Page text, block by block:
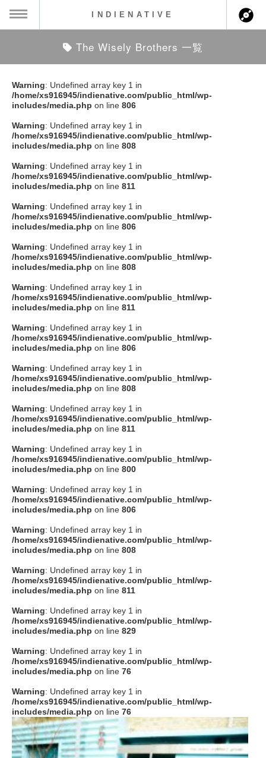
ス情報
ト情報
アーティスト
ション
ト
クト
SOCIAL
Facebook
instagram
Tumblr
Soundcloud
to indienative
INDIENATIVE
The Wisely Brothers 一覧
Warning: Undefined array key 1 in
/home/xs916945/indienative.com/public_html/wp-
includes/media.php on line 806
Warning: Undefined array key 1 in
/home/xs916945/indienative.com/public_html/wp-
includes/media.php on line 808
Warning: Undefined array key 1 in
/home/xs916945/indienative.com/public_html/wp-
includes/media.php on line 811
Warning: Undefined array key 1 in
/home/xs916945/indienative.com/public_html/wp-
includes/media.php on line 806
Warning: Undefined array key 1 in
/home/xs916945/indienative.com/public_html/wp-
includes/media.php on line 808
Warning: Undefined array key 1 in
/home/xs916945/indienative.com/public_html/wp-
includes/media.php on line 811
Warning: Undefined array key 1 in
/home/xs916945/indienative.com/public_html/wp-
includes/media.php on line 806
Warning: Undefined array key 1 in
/home/xs916945/indienative.com/public_html/wp-
includes/media.php on line 808
Warning: Undefined array key 1 in
/home/xs916945/indienative.com/public_html/wp-
includes/media.php on line 811
Warning: Undefined array key 1 in
/home/xs916945/indienative.com/public_html/wp-
includes/media.php on line 800
Warning: Undefined array key 1 in
/home/xs916945/indienative.com/public_html/wp-
includes/media.php on line 806
Warning: Undefined array key 1 in
/home/xs916945/indienative.com/public_html/wp-
includes/media.php on line 808
Warning: Undefined array key 1 in
/home/xs916945/indienative.com/public_html/wp-
includes/media.php on line 811
Warning: Undefined array key 1 in
/home/xs916945/indienative.com/public_html/wp-
includes/media.php on line 829
Warning: Undefined array key 1 in
/home/xs916945/indienative.com/public_html/wp-
includes/media.php on line 76
Warning: Undefined array key 1 in
/home/xs916945/indienative.com/public_html/wp-
includes/media.php on line 76